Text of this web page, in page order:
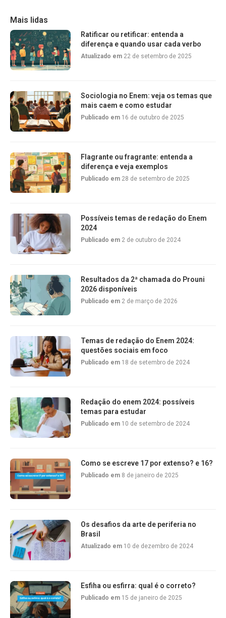
Mais lidas
Ratificar ou retificar: entenda a
diferença e quando usar cada verbo
Atualizado em 22 de setembro de 2025
Sociologia no Enem: veja os temas que
mais caem e como estudar
Publicado em 16 de outubro de 2025
Flagrante ou fragrante: entenda a
diferença e veja exemplos
Publicado em 28 de setembro de 2025
Possíveis temas de redação do Enem
2024
Publicado em 2 de outubro de 2024
Resultados da 2ª chamada do Prouni
2026 disponíveis
Publicado em 2 de março de 2026
Temas de redação do Enem 2024:
questões sociais em foco
Publicado em 18 de setembro de 2024
Redação do enem 2024: possíveis
temas para estudar
Publicado em 10 de setembro de 2024
Como se escreve 17 por extenso? e 16?
Publicado em 8 de janeiro de 2025
Os desafios da arte de periferia no
Brasil
Atualizado em 10 de dezembro de 2024
Esfiha ou esfirra: qual é o correto?
Publicado em 15 de janeiro de 2025